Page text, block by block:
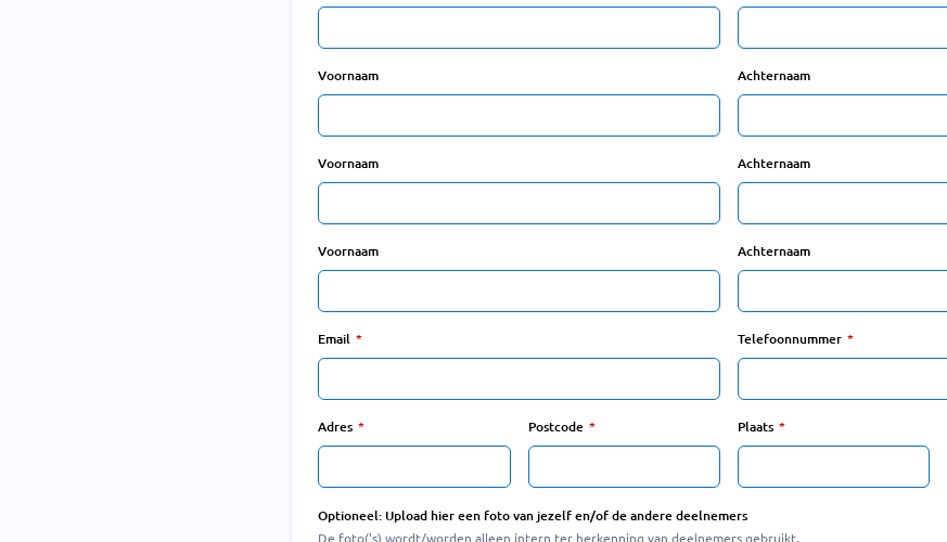
Voornaam Achternaam
Voornaam Achternaam
Voornaam Achternaam
Email Telefoonnummer
Adres Postcode Plaats
Optioneel: Upload hier een foto van jezelf en/of de andere deelnemers
De foto('s) wordt/worden alleen intern ter herkenning van deelnemers gebruikt.